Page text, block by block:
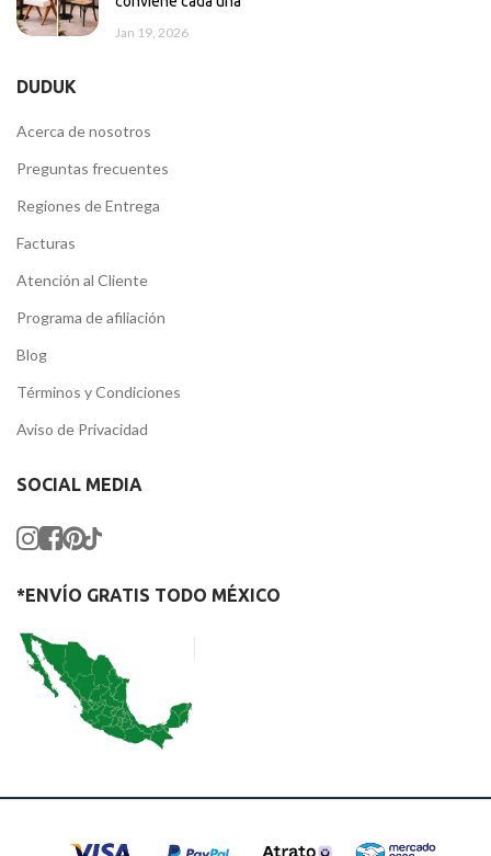
Jan 19, 2026
DUDUK
Acerca de nosotros
Preguntas frecuentes
Regiones de Entrega
Facturas
Atención al Cliente
Programa de afiliación
Blog
Términos y Condiciones
Aviso de Privacidad
SOCIAL MEDIA
*ENVÍO GRATIS TODO MÉXICO